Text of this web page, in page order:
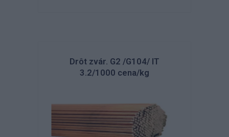
Drôt zvár. G2 /G104/ IT
3.2/1000 cena/kg